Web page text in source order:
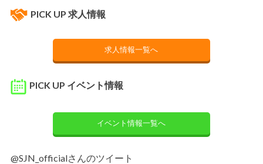
PICK UP 求人情報
求人情報一覧へ
PICK UP イベント情報
イベント情報一覧へ
@SJN_officialさんのツイート